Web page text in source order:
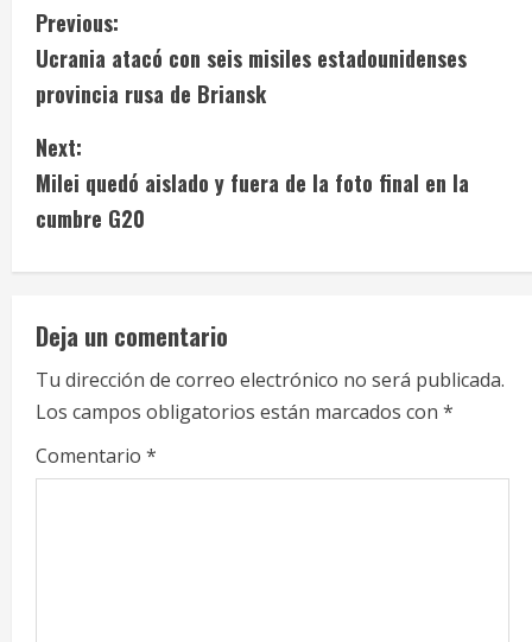
C
o
n
t
i
n
u
e
R
e
Previous:
Ucrania atacó con seis misiles estadounidenses
provincia rusa de Briansk
Next:
Milei quedó aislado y fuera de la foto final en la
cumbre G20
Deja un comentario
Tu dirección de correo electrónico no será publicada.
Los campos obligatorios están marcados con *
Comentario *